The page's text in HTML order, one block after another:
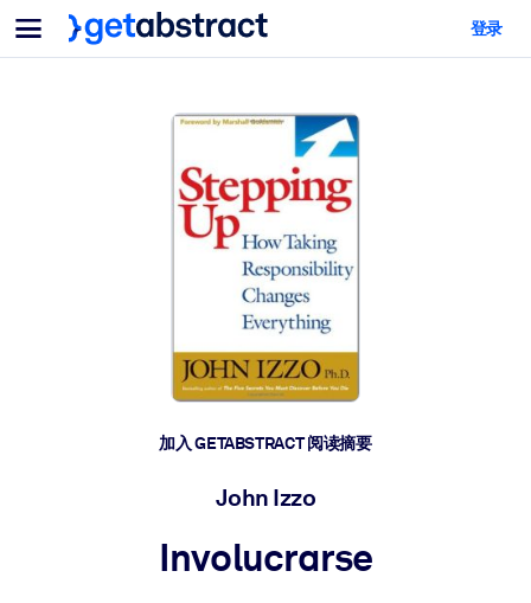
菜单
面向团队与管理者
为您的员工配备关键的人工智能技能。
帮助您的管理者为未来的工作时代做好准备。
让团队更轻松地共同学习、解决实际问题并更快采取行动。
技能提升与重塑
培养您的员工应对未来挑战所需的技能。
面向人工智能系统
登录
加入 GETABSTRACT 阅读摘要
John Izzo
Involucrarse